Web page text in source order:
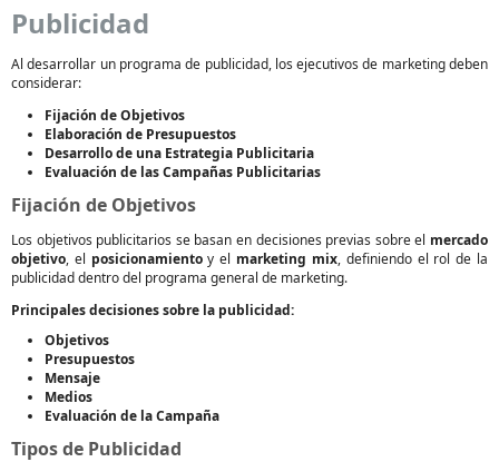
Publicidad
Al desarrollar un programa de publicidad, los ejecutivos de marketing deben
considerar:
Fijación de Objetivos
Elaboración de Presupuestos
Desarrollo de una Estrategia Publicitaria
Evaluación de las Campañas Publicitarias
Fijación de Objetivos
Los objetivos publicitarios se basan en decisiones previas sobre el mercado
objetivo, el posicionamientoy el marketing mix, definiendo el rol de la
publicidad dentro del programa general de marketing.
Principales decisiones sobre la publicidad:
Objetivos
Presupuestos
Mensaje
Medios
Evaluación de la Campaña
Tipos de Publicidad